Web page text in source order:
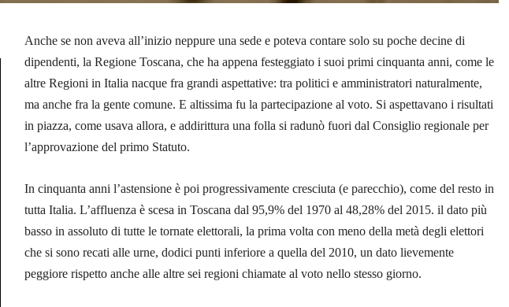
Anche se non aveva all’inizio neppure una sede e poteva contare solo su poche decine di
dipendenti, la Regione Toscana, che ha appena festeggiato i suoi primi cinquanta anni, come le
altre Regioni in Italia nacque fra grandi aspettative: tra politici e amministratori naturalmente,
ma anche fra la gente comune. E altissima fu la partecipazione al voto. Si aspettavano i risultati
in piazza, come usava allora, e addirittura una folla si radunò fuori dal Consiglio regionale per
l’approvazione del primo Statuto.
In cinquanta anni l’astensione è poi progressivamente cresciuta (e parecchio), come del resto in
tutta Italia. L’affluenza è scesa in Toscana dal 95,9% del 1970 al 48,28% del 2015. il dato più
basso in assoluto di tutte le tornate elettorali, la prima volta con meno della metà degli elettori
che si sono recati alle urne, dodici punti inferiore a quella del 2010, un dato lievemente
peggiore rispetto anche alle altre sei regioni chiamate al voto nello stesso giorno.